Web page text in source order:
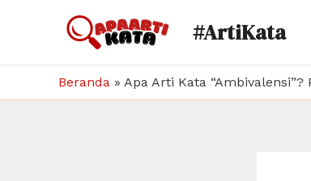
#ArtiKata
Beranda » Apa Arti Kata